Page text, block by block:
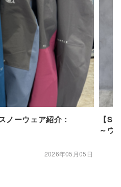
ノーウェア紹介：
2026年05月05日
【
～ウ